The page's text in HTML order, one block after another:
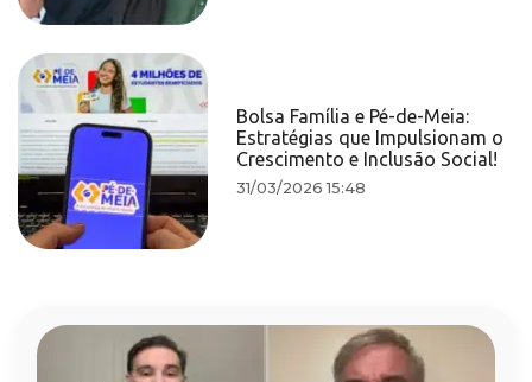
Bolsa Família e Pé-de-Meia:
Estratégias que Impulsionam o
Crescimento e Inclusão Social!
31/03/2026 15:48